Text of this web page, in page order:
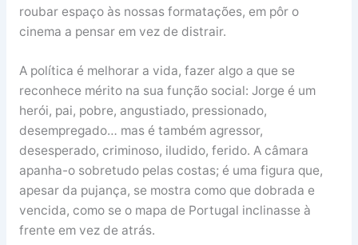
roubar espaço às nossas formatações, em pôr o
cinema a pensar em vez de distrair.
A política é melhorar a vida, fazer algo a que se
reconhece mérito na sua função social: Jorge é um
herói, pai, pobre, angustiado, pressionado,
desempregado… mas é também agressor,
desesperado, criminoso, iludido, ferido. A câmara
apanha-o sobretudo pelas costas; é uma figura que,
apesar da pujança, se mostra como que dobrada e
vencida, como se o mapa de Portugal inclinasse à
frente em vez de atrás.